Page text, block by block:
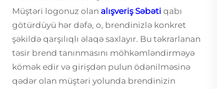
Müştəri logonuz olan alışveriş Səbəti qabı
götürdüyü hər dəfə, o, brendinizlə konkret
şəkildə qarşılıqlı əlaqə saxlayır. Bu təkrarlanan
təsir brend tanınmasını möhkəmləndirməyə
kömək edir və girişdən pulun ödənilməsinə
qədər olan müştəri yolunda brendinizin